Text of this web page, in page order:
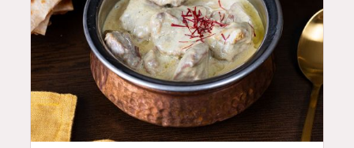
QAR 50